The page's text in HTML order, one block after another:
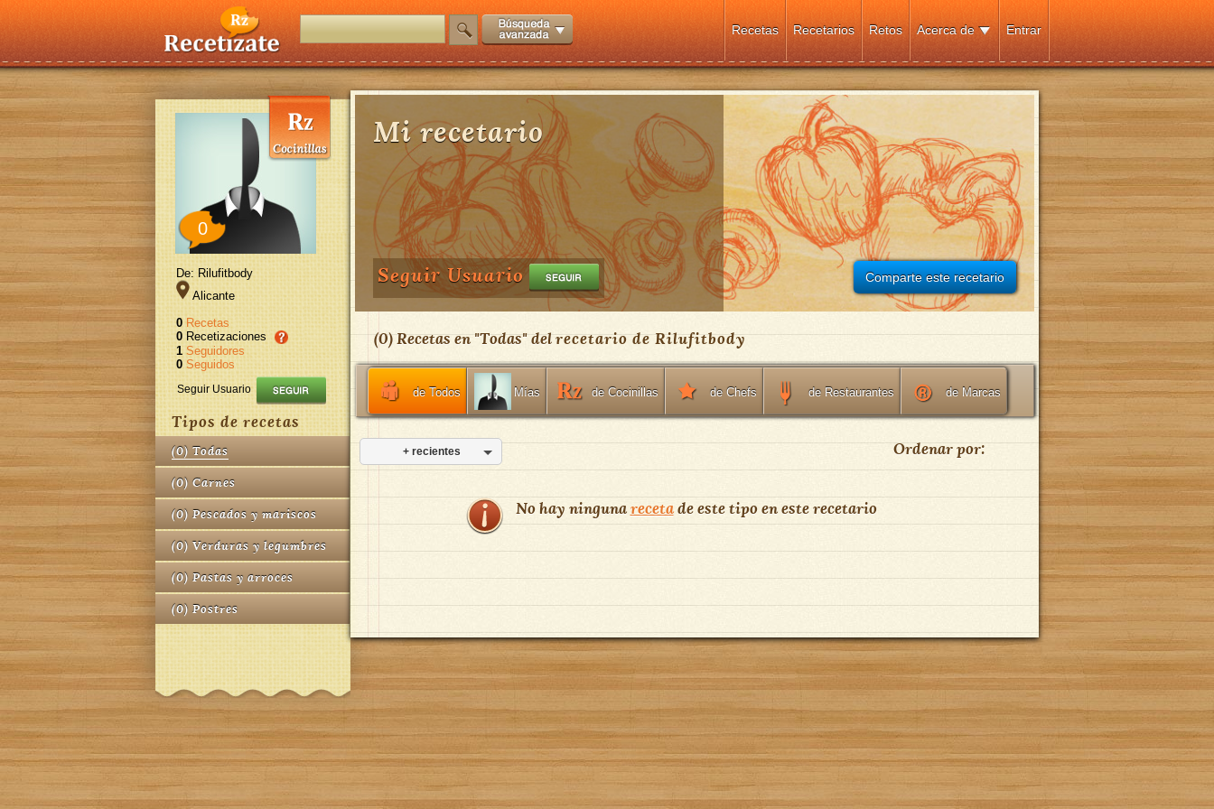
Entrar
Acerca de
Retos
Recetarios
Recetas
0
De: Rilufitbody
Alicante
0 Recetas
0 Recetizaciones
1 Seguidores
0 Seguidos
Seguir Usuario
Tipos de recetas
(0) Todas
(0) Carnes
(0) Pescados y mariscos
(0) Verduras y legumbres
(0) Pastas y arroces
(0) Postres
Comparte este recetario
Mi recetario
Seguir Usuario
(0) Recetas en "Todas" delrecetario de Rilufitbody
de Todos Mías de Cocinillas de Chefs de Restaurantes de Marcas
Ordenar por:
+ recientes
No hay ningunarecetade este tipo en este recetario